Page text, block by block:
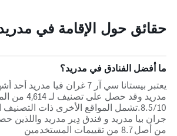
حقائق حول الإقامة في
ما أفضل الفنادق في مدريد؟
يعتبر بيستانا سي آر 7 غران فيا
مدريد وقد حصل
8.5/10.تشمل المواقع الأخرى ذات التصنيف
من أصل 8.7 من تقييمات المستخدمين